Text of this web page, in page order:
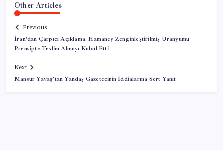
Other Articles
Previous
İran’dan Çarpıcı Açıklama: Hamaney Zenginleştirilmiş Uranyumu
Prensipte Teslim Almayı Kabul Etti
Next
Mansur Yavaş’tan Yandaş Gazetecinin İddialarına Sert Yanıt